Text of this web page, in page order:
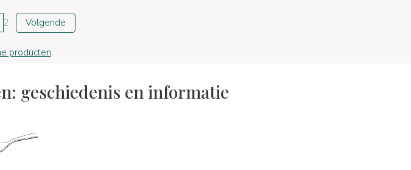
2 Volgende
producten
geschiedenis en informatie